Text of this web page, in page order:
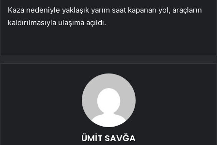
Kaza nedeniyle yaklaşık yarım saat kapanan yol, araçların
kaldırılmasıyla ulaşıma açıldı.
ÜMİT SAVĞA